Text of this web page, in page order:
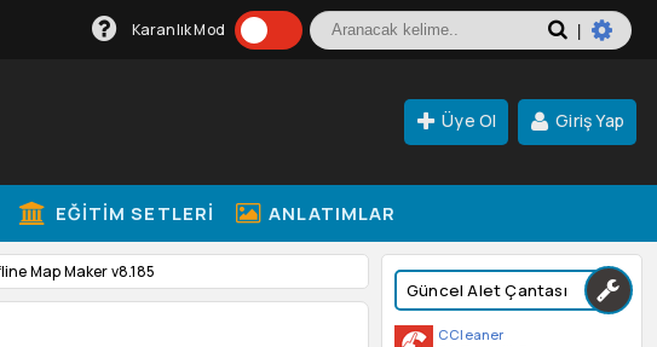
Karanlık Mod
Üye Ol Giriş Yap
EĞITIM SETLERI ANLATIMLAR
Güncel Alet Çantası
CCleaner
Map Maker v8.185